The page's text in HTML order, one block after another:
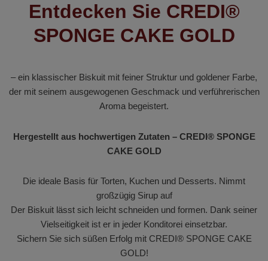
Entdecken Sie CREDI®
SPONGE CAKE GOLD
– ein klassischer Biskuit mit feiner Struktur und goldener Farbe,
der mit seinem ausgewogenen Geschmack und verführerischen
Aroma begeistert.
Hergestellt aus hochwertigen Zutaten – CREDI® SPONGE
CAKE GOLD
Die ideale Basis für Torten, Kuchen und Desserts. Nimmt
großzügig Sirup auf
Der Biskuit lässt sich leicht schneiden und formen. Dank seiner
Vielseitigkeit ist er in jeder Konditorei einsetzbar.
Sichern Sie sich süßen Erfolg mit CREDI® SPONGE CAKE
GOLD!